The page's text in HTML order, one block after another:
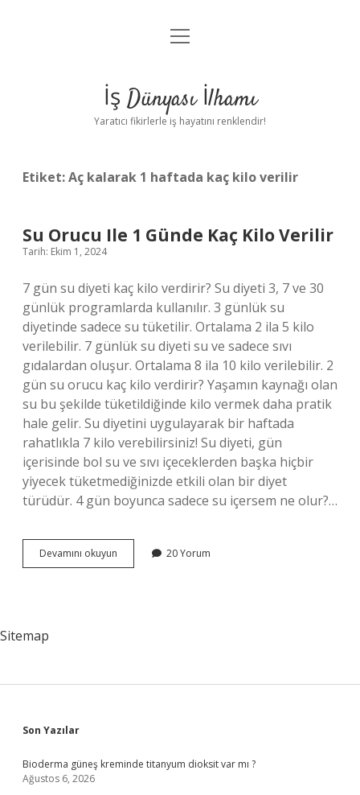
Anasayfa
Yasal Uyarı
menüyü
İş Dünyası İlhamı
Yaratıcı fikirlerle iş hayatını renklendir!
Etiket:Aç kalarak 1 haftada kaç kilo verilir
Su Orucu Ile 1 Günde Kaç Kilo Verilir
Tarih: Ekim 1, 2024
7 gün su diyeti kaç kilo verdirir? Su diyeti 3, 7 ve 30
günlük programlarda kullanılır. 3 günlük su
diyetinde sadece su tüketilir. Ortalama 2 ila 5 kilo
verilebilir. 7 günlük su diyeti su ve sadece sıvı
gıdalardan oluşur. Ortalama 8 ila 10 kilo verilebilir. 2
gün su orucu kaç kilo verdirir? Yaşamın kaynağı olan
su bu şekilde tüketildiğinde kilo vermek daha pratik
hale gelir. Su diyetini uygulayarak bir haftada
rahatlıkla 7 kilo verebilirsiniz! Su diyeti, gün
içerisinde bol su ve sıvı içeceklerden başka hiçbir
yiyecek tüketmediğinizde etkili olan bir diyet
türüdür. 4 gün boyunca sadece su içersem ne olur?…
Devamını okuyun
Orucu
20 Yorum
Sitemap
Sidebar
Son Yazılar
Bioderma güneş kreminde titanyum dioksit var mı ?
Ağustos 6, 2026